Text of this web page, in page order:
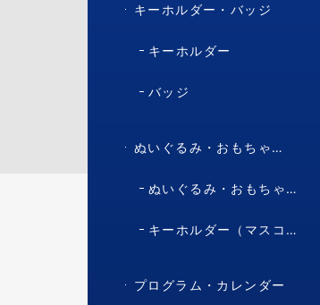
キーホルダー・バッジ
キーホルダー
バッジ
ぬいぐるみ・おもちゃ・マスコット・キャラクター
ぬいぐるみ・おもちゃ（マスコット・キャラクター）
キーホルダー（マスコット・キャラクター）
プログラム・カレンダー